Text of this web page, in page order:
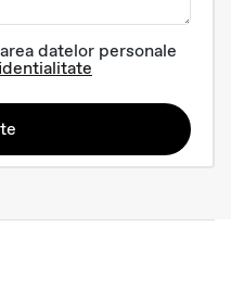
datelor personale